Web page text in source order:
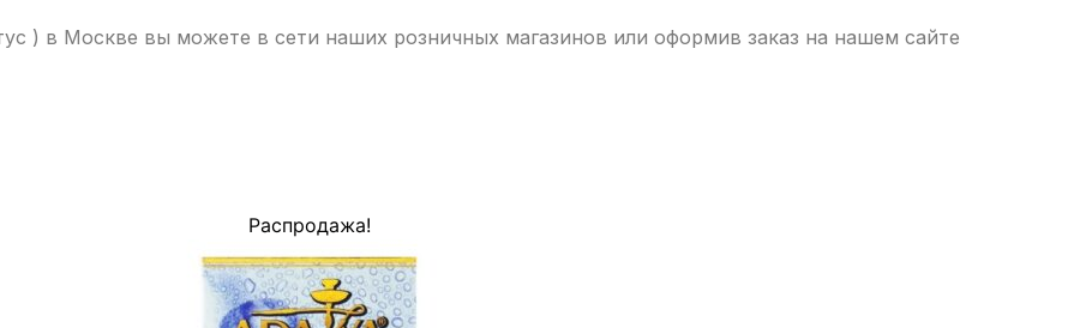
) в Москве вы можете в сети наших розничных магазинов или оформив заказ на нашем сайте
Распродажа!